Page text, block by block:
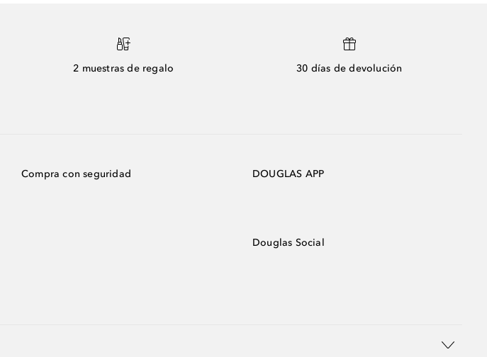
2 muestras de regalo 30 días de devolución
Compra con seguridad DOUGLAS APP
Douglas Social